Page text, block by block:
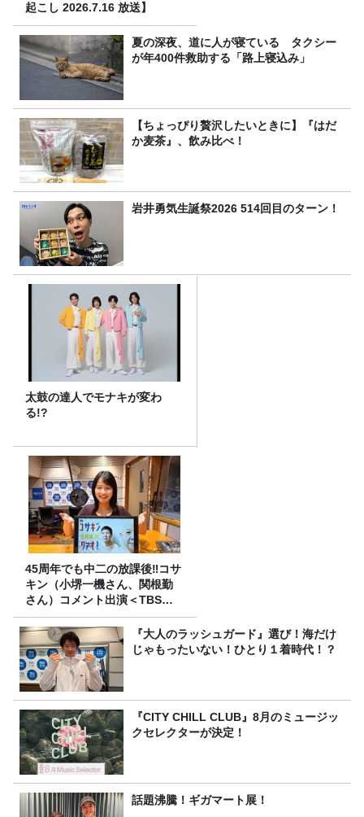
起こし 2026.7.16 放送】
夏の深夜、道に人が寝ている タクシー
が年400件救助する「路上寝込み」
【ちょっぴり贅沢したいときに】『はだ
か麦茶』、飲み比べ！
岩井勇気生誕祭2026 514回目のターン！
太鼓の達人でモナキが変わ
る!?
45周年でも中二の放課後‼コサ
キン（小堺一機さん、関根勤
さん）コメント出演＜TBSラ
ジオ番組審議会からのご報告
＞
『大人のラッシュガード』選び！海だけ
じゃもったいない！ひとり１着時代！？
『CITY CHILL CLUB』8月のミュージッ
クセレクターが決定！
話題沸騰！ギガマート展！